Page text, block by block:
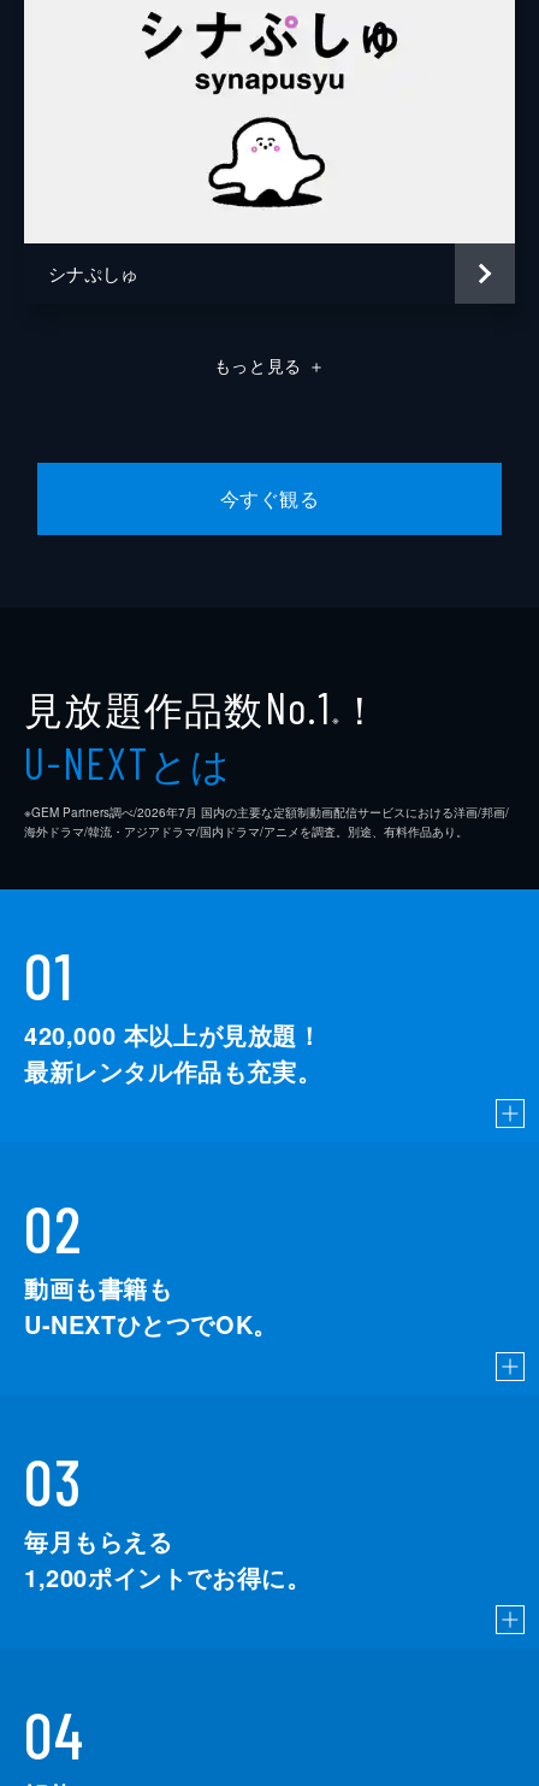
シナぷしゅ
もっと見る ＋
今すぐ観る
見放題作品数No.1 ※ ！
U-NEXTとは
※GEM Partners調べ/2026年7⽉ 国内の主要な定額制動画配信サービスにおける洋画/邦画/
海外ドラマ/韓流・アジアドラマ/国内ドラマ/アニメを調査。別途、有料作品あり。
01
420,000 本以上が見放題！
最新レンタル作品も充実。
02
動画も書籍も
U-NEXTひとつでOK。
03
毎月もらえる
1,200ポイントでお得に。
04